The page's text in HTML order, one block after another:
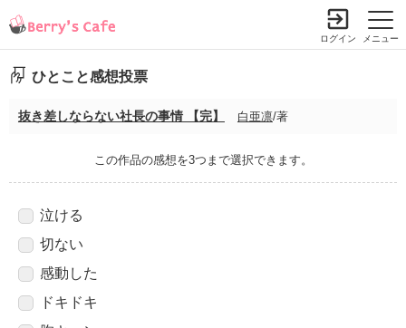
メニュー
ログイン
ひとこと感想投票
抜き差しならない社長の事情 【完】 白亜凛/著
この作品の感想を3つまで選択できます。
泣ける
切ない
感動した
ドキドキ